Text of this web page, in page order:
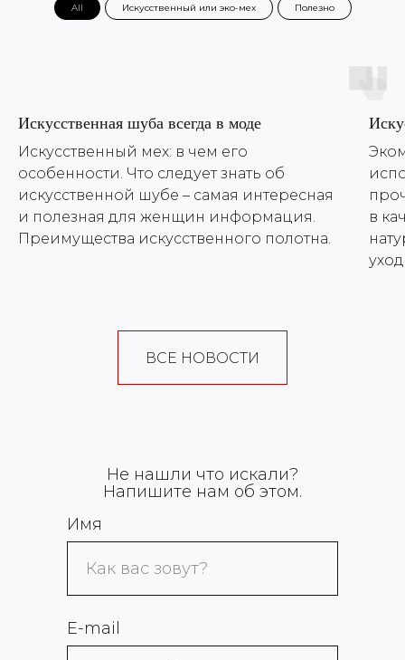
All Искусственный или эко-мех Полезно
Искусственная шуба всегда в моде
Искусственный мех: в чем его
особенности. Что следует знать об
искусственной шубе – самая интересная
и полезная для женщин информация.
Преимущества искусственного полотна.
в
ВСЕ НОВОСТИ
Имя
Е-mail
Не нашли что искали?
Напишите нам об этом.